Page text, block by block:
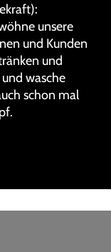
unsere
und Kunden
und
und wasche
schon mal